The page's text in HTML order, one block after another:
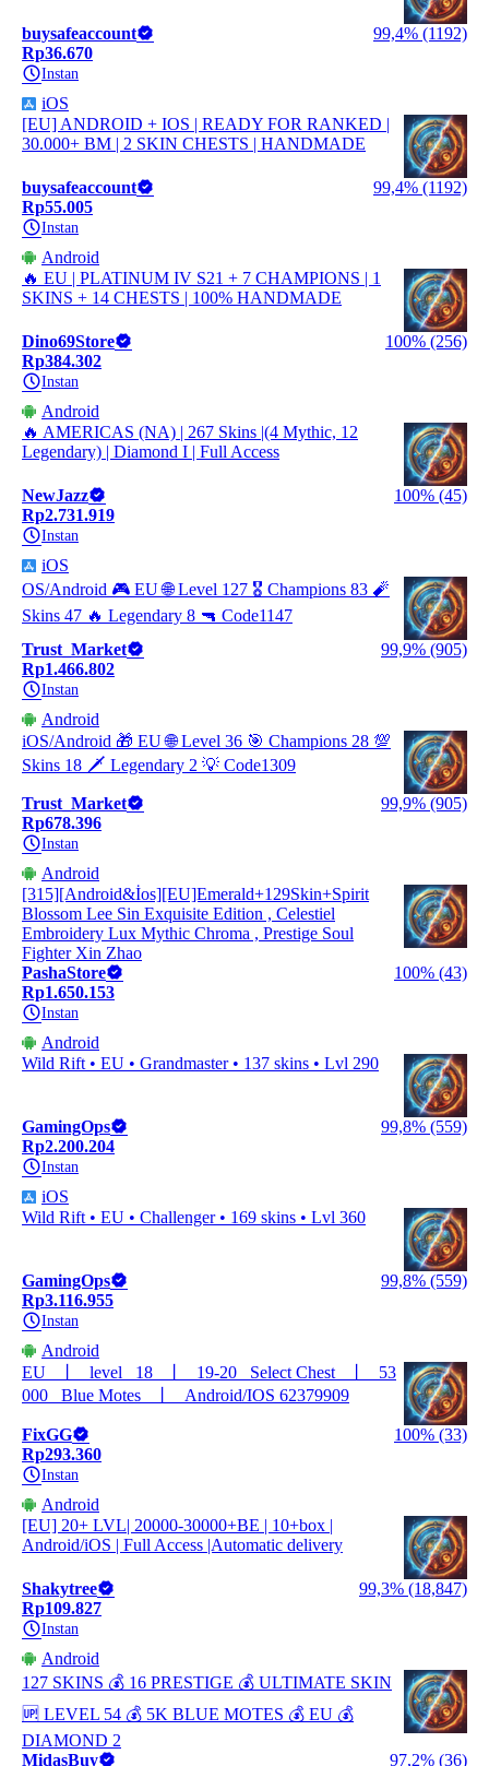
buysafeaccount
99,4% (1192)
Rp36.670
Instan
iOS
[EU] ANDROID + IOS | READY FOR RANKED |
30.000+ BM | 2 SKIN CHESTS | HANDMADE
buysafeaccount
99,4% (1192)
Rp55.005
Instan
Android
🔥 EU | PLATINUM IV S21 + 7 CHAMPIONS | 1
SKINS + 14 CHESTS | 100% HANDMADE
Dino69Store
100% (256)
Rp384.302
Instan
Android
🔥 AMERICAS (NA) | 267 Skins |(4 Mythic, 12
Legendary) | Diamond I | Full Access
NewJazz
100% (45)
Rp2.731.919
Instan
iOS
OS/Android 🎮 EU 🌐 Level 127 🎖️ Champions 83 🧨
Skins 47 🔥 Legendary 8 🔫 Code1147
Trust_Market
99,9% (905)
Rp1.466.802
Instan
Android
iOS/Android 🎁 EU 🌐 Level 36 🎯 Champions 28 💯
Skins 18 🗡️ Legendary 2 💡 Code1309
Trust_Market
99,9% (905)
Rp678.396
Instan
Android
[315][Android&İos][EU]Emerald+129Skin+Spirit
Blossom Lee Sin Exquisite Edition , Celestiel
Embroidery Lux Mythic Chroma , Prestige Soul
Fighter Xin Zhao
PashaStore
100% (43)
Rp1.650.153
Instan
Android
Wild Rift • EU • Grandmaster • 137 skins • Lvl 290
GamingOps
99,8% (559)
Rp2.200.204
Instan
iOS
Wild Rift • EU • Challenger • 169 skins • Lvl 360
GamingOps
99,8% (559)
Rp3.116.955
Instan
Android
EU⠀丨⠀level⠀18⠀丨⠀19-20⠀Select Chest⠀丨⠀53
000⠀Blue Motes⠀丨⠀Android/IOS 62379909
FixGG
100% (33)
Rp293.360
Instan
Android
[EU] 20+ LVL| 20000-30000+BE | 10+box |
Android/iOS | Full Access |Automatic delivery
Shakytree
99,3% (18,847)
Rp109.827
Instan
Android
127 SKINS 💰 16 PRESTIGE 💰 ULTIMATE SKIN
🆙 LEVEL 54 💰 5K BLUE MOTES 💰 EU 💰
DIAMOND 2
MidasBuy
97,2% (36)